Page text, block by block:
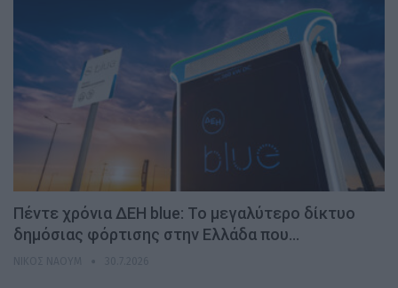
Πέντε χρόνια ΔΕΗ blue: Το μεγαλύτερο δίκτυο
δημόσιας φόρτισης στην Ελλάδα που…